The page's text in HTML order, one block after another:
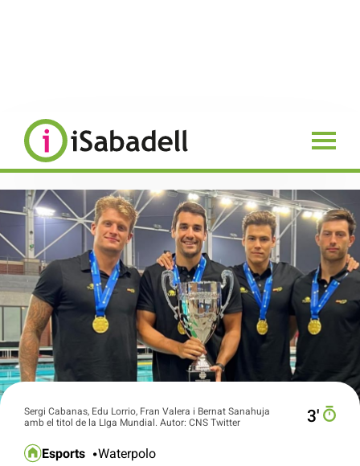
Sergi Cabanas, Edu Lorrio, Fran Valera i Bernat Sanahuja
amb el titol de la LIga Mundial. Autor: CNS Twitter
3′
Esports Waterpolo